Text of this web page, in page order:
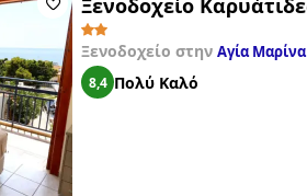
Ξενοδοχείο
Ξενοδοχείο στην Αγία Μαρίνα
8,4 Πολύ Καλό